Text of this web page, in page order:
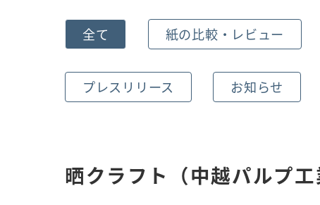
全て 紙の比較・レビュー
プレスリリース お知らせ
晒クラフト（中越パルプ工